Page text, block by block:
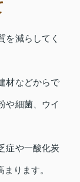
を減らしてく
材などからで
や細菌、ウイ
症や一酸化炭
ります。